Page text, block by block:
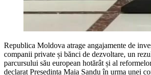
Republica Moldova atrage angajamente de
companii private și bănci de dezvoltare, un
parcursului său european hotărât și al
declarat Președinta Maia Sandu în urma unei